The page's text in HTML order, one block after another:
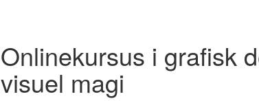
Onlinekursus i grafisk
visuel magi